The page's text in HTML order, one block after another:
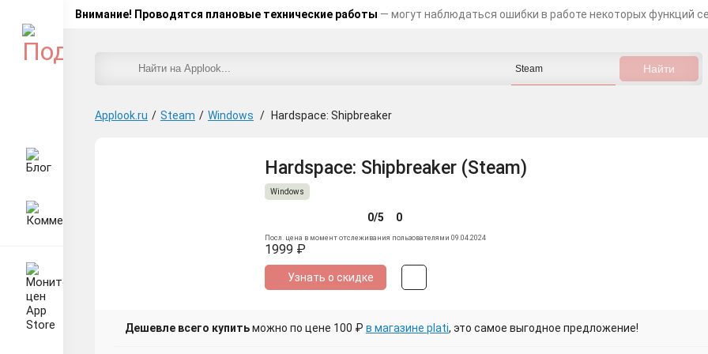
Внимание! Проводятся плановые технические работы — могут наблюдаться ошибки в работе некоторых функций
Applook.ru / Steam / Windows / Hardspace: Shipbreaker
Hardspace: Shipbreaker (Steam)
Windows
0/5 0
Посл. цена в момент отслеживания пользователями 09.04.2024
1999 ₽
Узнать о скидке
Дешевле всего купитьможно по цене 100 ₽ в магазине plati, это самое выгодное предложение!